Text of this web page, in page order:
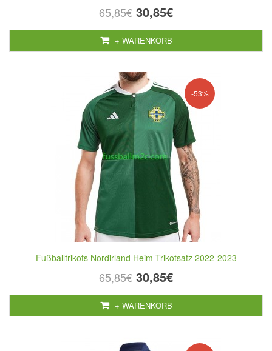
65,85€ 30,85€
+ WARENKORB
-53%
Fußballtrikots Nordirland Heim Trikotsatz 2022-2023
65,85€ 30,85€
+ WARENKORB